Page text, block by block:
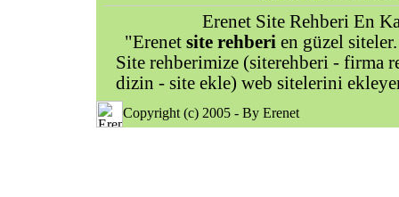
Erenet Site Rehberi En
"Erenet site rehberi en güzel
Site rehberimize (siterehberi - firma
dizin - site ekle) web sitelerini
Copyright (c) 2005 - By Erenet